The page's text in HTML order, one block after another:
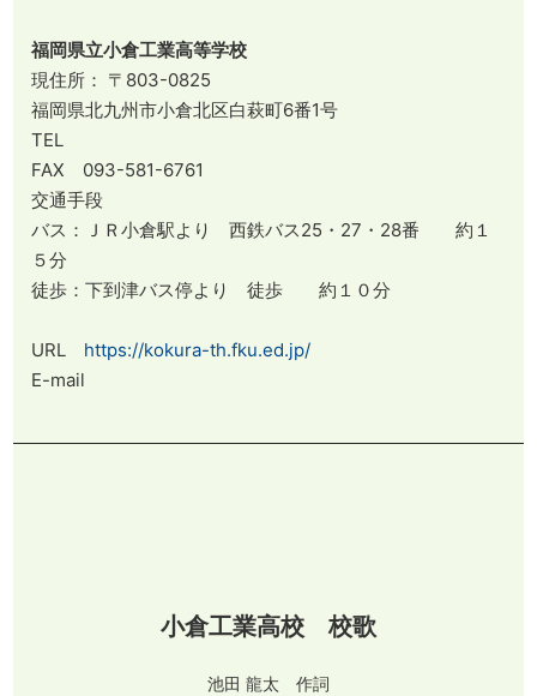
福岡県立小倉工業高等学校
現住所： 〒803-0825
福岡県北九州市小倉北区白萩町6番1号
TEL
FAX 093-581-6761
交通手段
バス：ＪＲ小倉駅より 西鉄バス25・27・28番 約１
５分
徒歩：下到津バス停より 徒歩 約１０分
URL https://kokura-th.fku.ed.jp/
E-mail
小倉工業高校 校歌
池田 龍太 作詞